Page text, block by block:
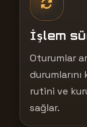
İşlem
Oturumlar
rutini ve
sağlar.